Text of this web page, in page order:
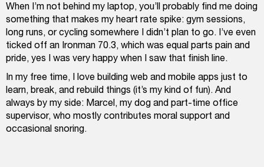
When I’m not behind my laptop, you’ll probably find me doing
something that makes my heart rate spike: gym sessions,
long runs, or cycling somewhere I didn’t plan to go. I’ve even
ticked off an Ironman 70.3, which was equal parts pain and
pride, yes I was very happy when I saw that finish line.
In my free time, I love building web and mobile apps just to
learn, break, and rebuild things (it’s my kind of fun). And
always by my side: Marcel, my dog and part-time office
supervisor, who mostly contributes moral support and
occasional snoring.